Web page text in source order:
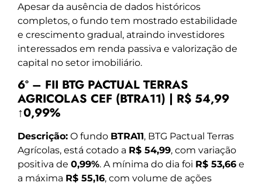
Apesar da ausência de dados históricos
completos, o fundo tem mostrado estabilidade
e crescimento gradual, atraindo investidores
interessados em renda passiva e valorização de
capital no setor imobiliário.
6º – FII BTG PACTUAL TERRAS
AGRICOLAS CEF (BTRA11) | R$ 54,99
↑0,99%
Descrição: O fundo BTRA11, BTG Pactual Terras
Agrícolas, está cotado a R$ 54,99, com variação
positiva de 0,99%. A mínima do dia foi R$ 53,66 e
a máxima R$ 55,16, com volume de ações